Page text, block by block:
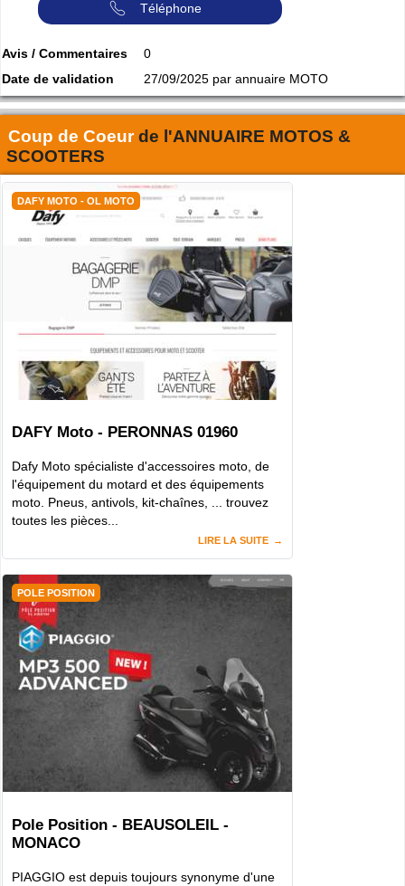
Téléphone
Avis / Commentaires
0
Date de validation
27/09/2025 par annuaire MOTO
Coup de Coeurde l'ANNUAIRE MOTOS &
SCOOTERS
DAFY MOTO - OL MOTO
DAFY Moto - PERONNAS 01960
Dafy Moto spécialiste d'accessoires moto, de
l'équipement du motard et des équipements
moto. Pneus, antivols, kit-chaînes, ... trouvez
toutes les pièces...
LIRE LA SUITE
POLE POSITION
Pole Position - BEAUSOLEIL -
MONACO
PIAGGIO est depuis toujours synonyme d'une